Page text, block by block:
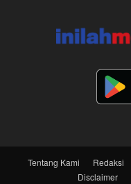
Tentang Kami Redaksi
Disclaimer